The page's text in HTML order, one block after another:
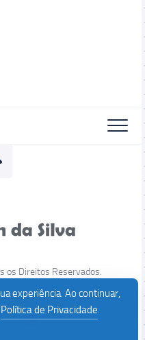
os Direitos Reservados.
experiência. Ao continuar,
Política de Privacidade.